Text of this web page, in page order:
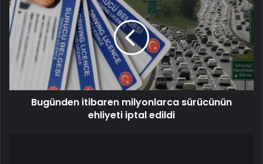
Bugünden itibaren milyonlarca sürücünün
ehliyeti iptal edildi